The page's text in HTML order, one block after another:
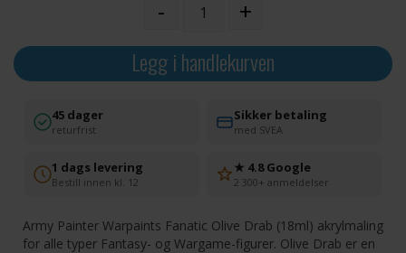
- +
Legg i handlekurven
45 dager
returfrist
Sikker betaling
med SVEA
1 dags levering
Bestill innen kl. 12
★ 4.8 Google
2 300+ anmeldelser
Army Painter Warpaints Fanatic Olive Drab (18ml) akrylmaling
for alle typer Fantasy- og Wargame-figurer. Olive Drab er en